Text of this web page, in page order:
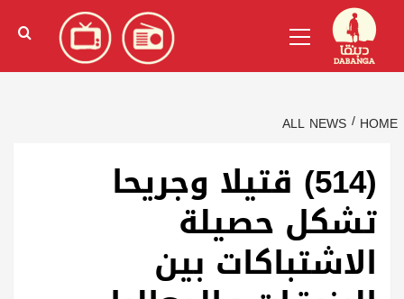
content
الإنجليزية)
Menu
HOME
ALL NEWS
(514) قتيلا وجريحا
تشكل حصيلة
الاشتباكات بين